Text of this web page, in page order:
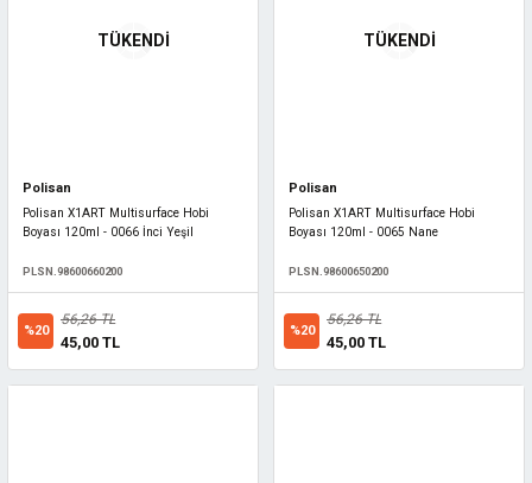
TÜKENDİ
Polisan
Polisan X1ART Multisurface Hobi
Boyası 120ml - 0066 İnci Yeşil
PLSN.98600660200
%20
56,26 TL
45,00 TL
TÜKENDİ
Polisan
Polisan X1ART Multisurface Hobi
Boyası 120ml - 0065 Nane
PLSN.98600650200
%20
56,26 TL
45,00 TL